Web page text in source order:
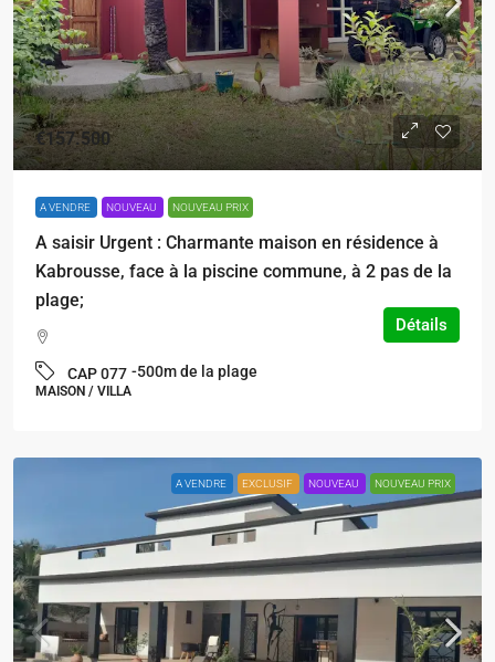
€157.500
A VENDRE NOUVEAU NOUVEAU PRIX
A saisir Urgent : Charmante maison en résidence à
Kabrousse, face à la piscine commune, à 2 pas de la
plage;
CAP 077 -500m de la plage
MAISON / VILLA
Détails
A VENDRE EXCLUSIF NOUVEAU NOUVEAU PRIX